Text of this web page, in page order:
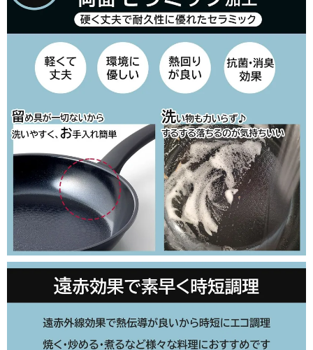
■包装の有無（通常発送日＋3営業日以降発送）
(
須
□のし紙の有無（のし上・表書きの選択・内のし対応）
(
須
)
＞のしのお名前（のし下・印字する場合は入力してください）
※ギフト対応について
必
須
)
確認しました
カートに入れる